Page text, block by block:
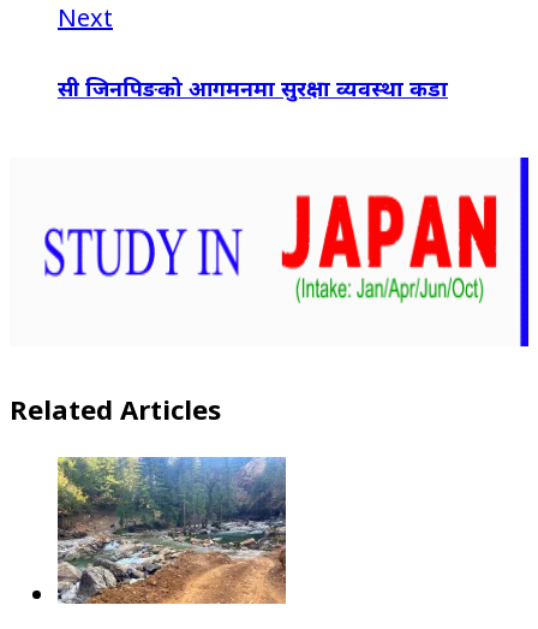
Next
सी जिनपिङको आगमनमा सुरक्षा व्यवस्था कडा
Related Articles